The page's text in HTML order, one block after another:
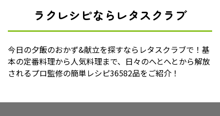
ラクレシピならレタスクラブ
今日の夕飯のおかず&献立を探すならレタスクラブで！基
本の定番料理から人気料理まで、日々のへとへとから解放
されるプロ監修の簡単レシピ36582品をご紹介！